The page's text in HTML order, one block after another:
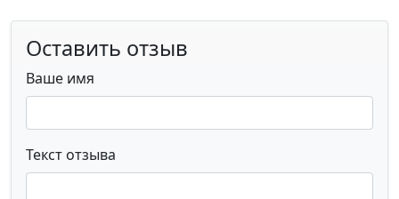
Оставить отзыв
Ваше имя
Текст отзыва